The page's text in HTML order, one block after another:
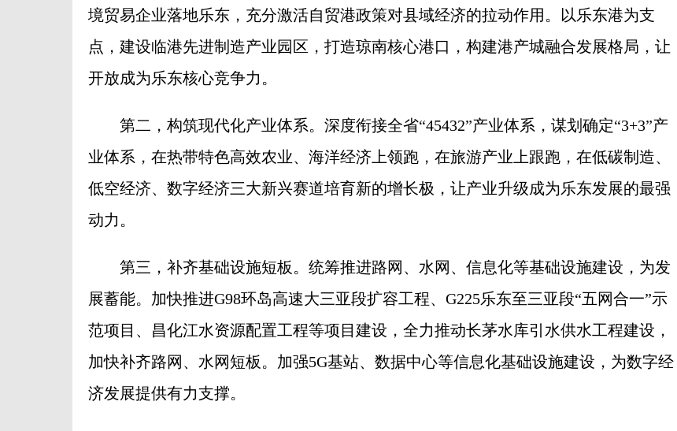
境贸易企业落地乐东，充分激活自贸港政策对县域经济的拉动作用。以乐东港为支
点，建设临港先进制造产业园区，打造琼南核心港口，构建港产城融合发展格局，让
开放成为乐东核心竞争力。
第二，构筑现代化产业体系。深度衔接全省“45432”产业体系，谋划确定“3+3”产
业体系，在热带特色高效农业、海洋经济上领跑，在旅游产业上跟跑，在低碳制造、
低空经济、数字经济三大新兴赛道培育新的增长极，让产业升级成为乐东发展的最强
动力。
第三，补齐基础设施短板。统筹推进路网、水网、信息化等基础设施建设，为发
展蓄能。加快推进G98环岛高速大三亚段扩容工程、G225乐东至三亚段“五网合一”示
范项目、昌化江水资源配置工程等项目建设，全力推动长茅水库引水供水工程建设，
加快补齐路网、水网短板。加强5G基站、数据中心等信息化基础设施建设，为数字经
济发展提供有力支撑。